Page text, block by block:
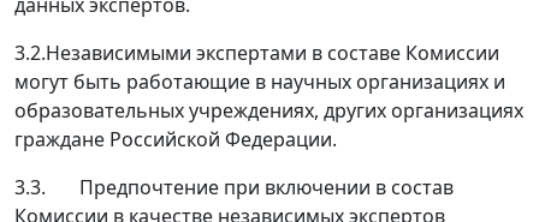
3.2.Независимыми экспертами в составе Комиссии
могут быть работающие в научных организациях и
образовательных учреждениях, других организациях
граждане Российской Федерации.
3.3. Предпочтение при включении в состав
Комиссии в качестве независимых экспертов